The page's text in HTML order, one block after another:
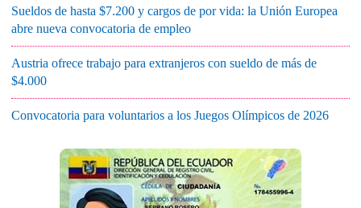
Sueldos de hasta $7.200 y cargos de por vida: la Unión Europea
abre nueva convocatoria de empleo
Austria ofrece trabajo para extranjeros con sueldo de más de
$4.000
Convocatoria para voluntarios a los Juegos Olímpicos de 2026